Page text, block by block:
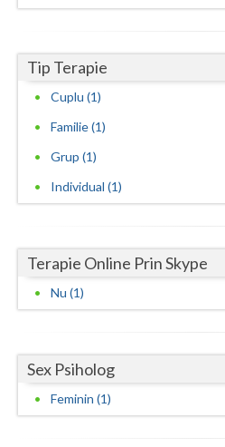
Mehedinti
Neamt
Prahova
Salaj
Sibiu
Suceava
Timis
Tip Terapie
Cuplu (1)
Familie (1)
Grup (1)
Individual (1)
Terapie Online Prin Skype
Nu (1)
Sex Psiholog
Feminin (1)